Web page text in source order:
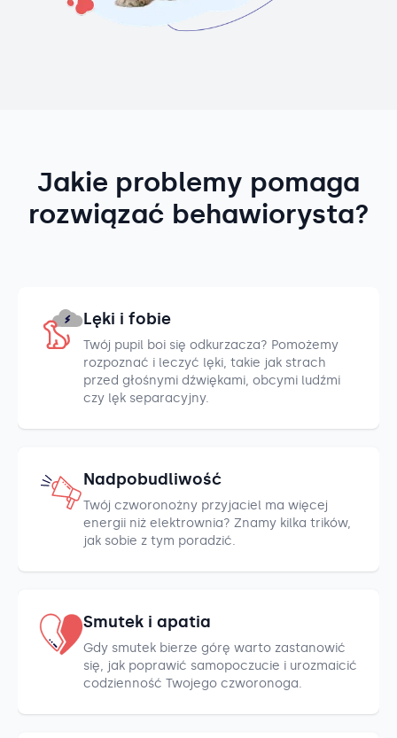
Jakie problemy pomaga
rozwiązać behawiorysta?
Lęki i fobie
Twój pupil boi się odkurzacza? Pomożemy
rozpoznać i leczyć lęki, takie jak strach
przed głośnymi dźwiękami, obcymi ludźmi
czy lęk separacyjny.
Nadpobudliwość
Twój czworonożny przyjaciel ma więcej
energii niż elektrownia? Znamy kilka trików,
jak sobie z tym poradzić.
Smutek i apatia
Gdy smutek bierze górę warto zastanowić
się, jak poprawić samopoczucie i urozmaicić
codzienność Twojego czworonoga.